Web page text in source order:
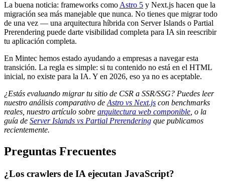
La buena noticia: frameworks como Astro 5 y Next.js hacen que la
migración sea más manejable que nunca. No tienes que migrar todo
de una vez — una arquitectura híbrida con Server Islands o Partial
Prerendering puede darte visibilidad completa para IA sin reescribir
tu aplicación completa.
En Mintec hemos estado ayudando a empresas a navegar esta
transición. La regla es simple: si tu contenido no está en el HTML
inicial, no existe para la IA. Y en 2026, eso ya no es aceptable.
¿Estás evaluando migrar tu sitio de CSR a SSR/SSG? Puedes leer
nuestro análisis comparativo de Astro vs Next.js con benchmarks
reales, nuestro artículo sobre arquitectura web componible , o la
guía de Server Islands vs Partial Prerendering que publicamos
recientemente.
Preguntas Frecuentes
¿Los crawlers de IA ejecutan JavaScript?